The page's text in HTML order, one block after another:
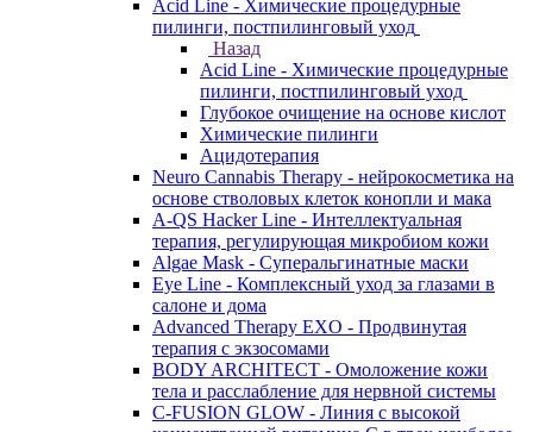
Acid Line - Химические процедурные
пилинги, постпилинговый уход
Назад
Acid Line - Химические процедурные
пилинги, постпилинговый уход
Глубокое очищение на основе кислот
Химические пилинги
Ацидотерапия
Neuro Cannabis Therapy - нейрокосметика на
основе стволовых клеток конопли и мака
A-QS Hacker Line - Интеллектуальная
терапия, регулирующая микробиом кожи
Algae Mask - Суперальгинатные маски
Eye Line - Комплексный уход за глазами в
салоне и дома
Advanced Therapy EXO - Продвинутая
терапия с экзосомами
BODY ARCHITECT - Омоложение кожи
тела и расслабление для нервной системы
C-FUSION GLOW - Линия с высокой